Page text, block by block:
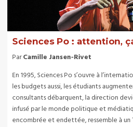
Sciences Po : attention,
ParCamille Jansen-Rivet
En 1995, Sciences Po s’ouvre à
les budgets aussi, les étudiants
consultants débarquent, la direction
infusé par le monde politique et
encombrée et endettée, ressemble à un